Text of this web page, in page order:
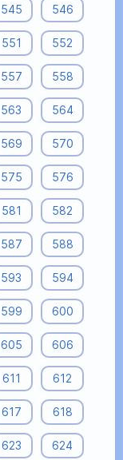
545 546
551 552
557 558
563 564
569 570
575 576
581 582
587 588
593 594
599 600
605 606
611 612
617 618
623 624